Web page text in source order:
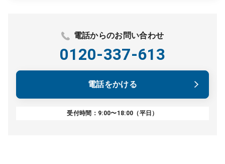
電話からのお問い合わせ
0120-337-613
電話をかける
受付時間：9:00〜18:00（平日）